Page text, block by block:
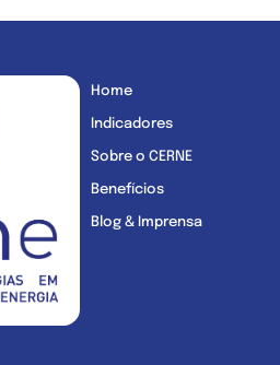
Home
Indicadores
Sobre o CERNE
Benefícios
Blog & Imprensa